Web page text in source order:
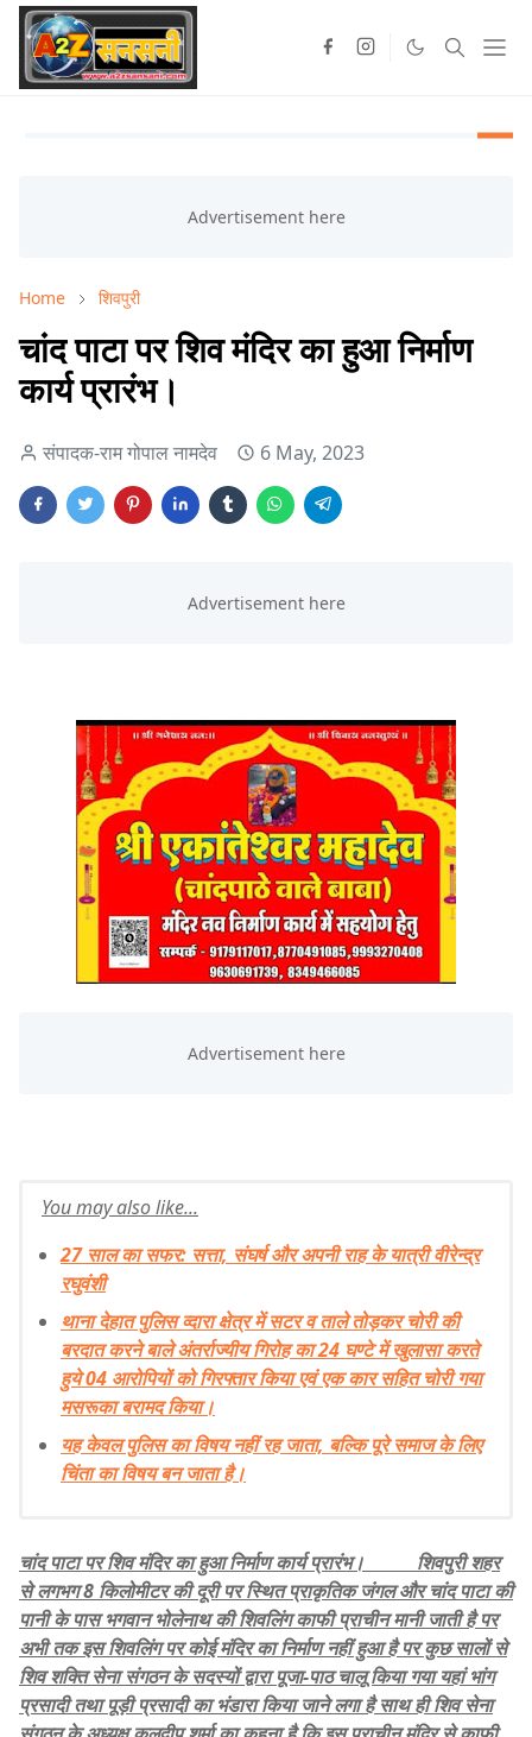
Home शिवपुरी
चांद पाटा पर शिव मंदिर का हुआ निर्माण
कार्य प्रारंभ।
संपादक-राम गोपाल नामदेव 6 May, 2023
You may also like...
27 साल का सफर: सत्ता, संघर्ष और अपनी राह के यात्री वीरेन्द्र
रघुवंशी
थाना देहात पुलिस व्दारा क्षेत्र में सटर व ताले तोड़कर चोरी की
बरदात करने बाले अंतर्राज्यीय गिरोह का 24 घण्टे में खुलासा करते
हुये 04 आरोपियों को गिरफ्तार किया एवं एक कार सहित चोरी गया
मसरूका बरामद किया।
यह केवल पुलिस का विषय नहीं रह जाता, बल्कि पूरे समाज के लिए
चिंता का विषय बन जाता है।
चांद पाटा पर शिव मंदिर का हुआ निर्माण कार्य प्रारंभ। शिवपुरी शहर
से लगभग 8 किलोमीटर की दूरी पर स्थित प्राकृतिक जंगल और चांद पाटा की
पानी के पास भगवान भोलेनाथ की शिवलिंग काफी प्राचीन मानी जाती है पर
अभी तक इस शिवलिंग पर कोई मंदिर का निर्माण नहीं हुआ है पर कुछ सालों से
शिव शक्ति सेना संगठन के सदस्यों द्वारा पूजा-पाठ चालू किया गया यहां भांग
प्रसादी तथा पूड़ी प्रसादी का भंडारा किया जाने लगा है साथ ही शिव सेना